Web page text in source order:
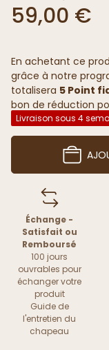
59,00 €
En achetant ce
grâce à notre
totalisera 5 Point
bon de réduction
Livraison sous 4
Échange -
Satisfait ou
Remboursé
100 jours
ouvrables pour
échanger votre
produit
Guide de
l'entretien du
chapeau